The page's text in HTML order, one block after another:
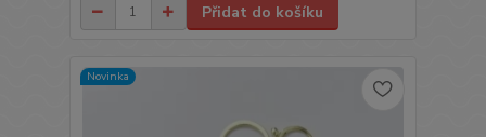
Přidat do košíku
Novinka